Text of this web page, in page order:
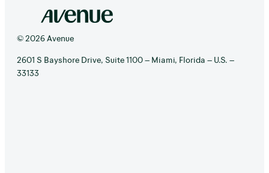
© 2026 Avenue
2601 S Bayshore Drive, Suite 1100 – Miami, Florida – U.S. –
33133